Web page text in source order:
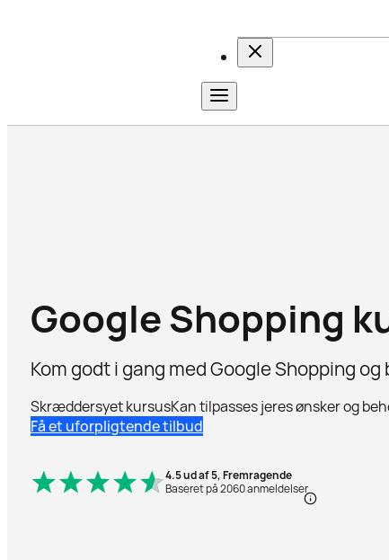
Google Shopping
Kom godt i gang med Google Shopping
Skræddersyet kursusKan tilpasses jeres ønsker og
Få et uforpligtende tilbud
4.5 ud af 5, Fremragende
Baseret på 2060 anmeldelser